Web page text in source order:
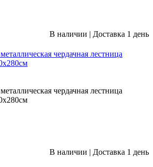
В наличии | Доставка 1 день
чердачная лестница
чердачная лестница
В наличии | Доставка 1 день